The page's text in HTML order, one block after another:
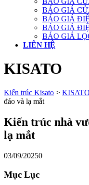
BÁO GIÁ
BÁO GIÁ
BÁO GIÁ
BÁO GIÁ
LIÊN HỆ
KISATO
Kiến trúc Kisato > KISATO
đáo và lạ mắt
Kiến trúc nhà
lạ mắt
03/09/20250
Mục Lục